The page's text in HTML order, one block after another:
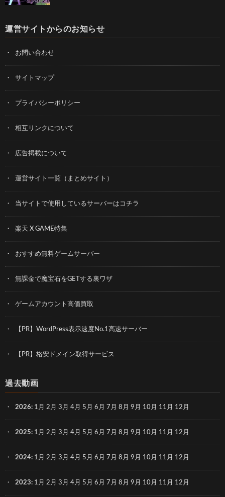
運営サイトからのお知らせ
お問い合わせ
サイトマップ
プライバシーポリシー
相互リンクについて
広告掲載について
運営サイト一覧（まとめサイト）
当サイトで使用しているサーバーはコチラ
楽天 X GAME特集
おすすめ無料ゲームサーバー
無課金で魔宝石をGETする裏ワザ
ゲームアカウント高価買取
【PR】WordPress表示速度No.1高速サーバー
【PR】格安ドメイン取得サービス
過去動画
2026: 1月 2月 3月 4月 5月 6月 7月 8月 9月 10月 11月 12月
2025: 1月 2月 3月 4月 5月 6月 7月 8月 9月 10月 11月 12月
2024: 1月 2月 3月 4月 5月 6月 7月 8月 9月 10月 11月 12月
2023: 1月 2月 3月 4月 5月 6月 7月 8月 9月 10月 11月 12月